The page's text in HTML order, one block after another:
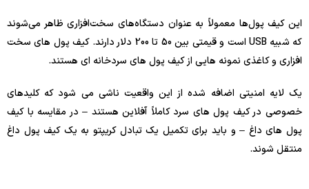
این کیف پول‌ها معمولاً به عنوان دستگاه‌های سخت‌افزاری ظاهر می‌شوند
که شبیه USB است و قیمتی بین 50 تا 200 دلار دارند. کیف پول های سخت
افزاری و کاغذی نمونه هایی از کیف پول های سردخانه ای هستند.
یک لایه امنیتی اضافه شده از این واقعیت ناشی می شود که کلیدهای
خصوصی در کیف پول های سرد کاملاً آفلاین هستند – در مقایسه با کیف
پول های داغ – و باید برای تکمیل یک تبادل کریپتو به یک کیف پول داغ
منتقل شوند.